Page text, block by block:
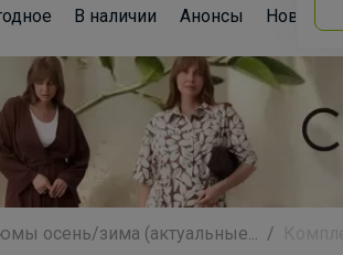
В наличии Анонсы Новости
осень/зима (актуальные...